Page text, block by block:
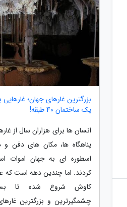
بزرگترین غارهای جهان؛ غارهایی
یک ساختمان 40 طبقه!
انسان ها برای هزاران سال از
پناهگاه ها، مکان های دفن و
اسطوره ای به جهان اموات
کردند. اما چندین دهه است که
کاوش شروع شده تا
چشمگیرترین و بزرگترین